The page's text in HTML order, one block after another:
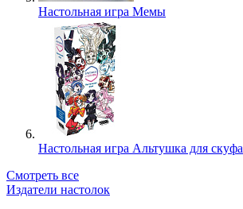
Настольная игра Мемы
Настольная игра Альтушка для скуфа
Смотреть все
Издатели настолок